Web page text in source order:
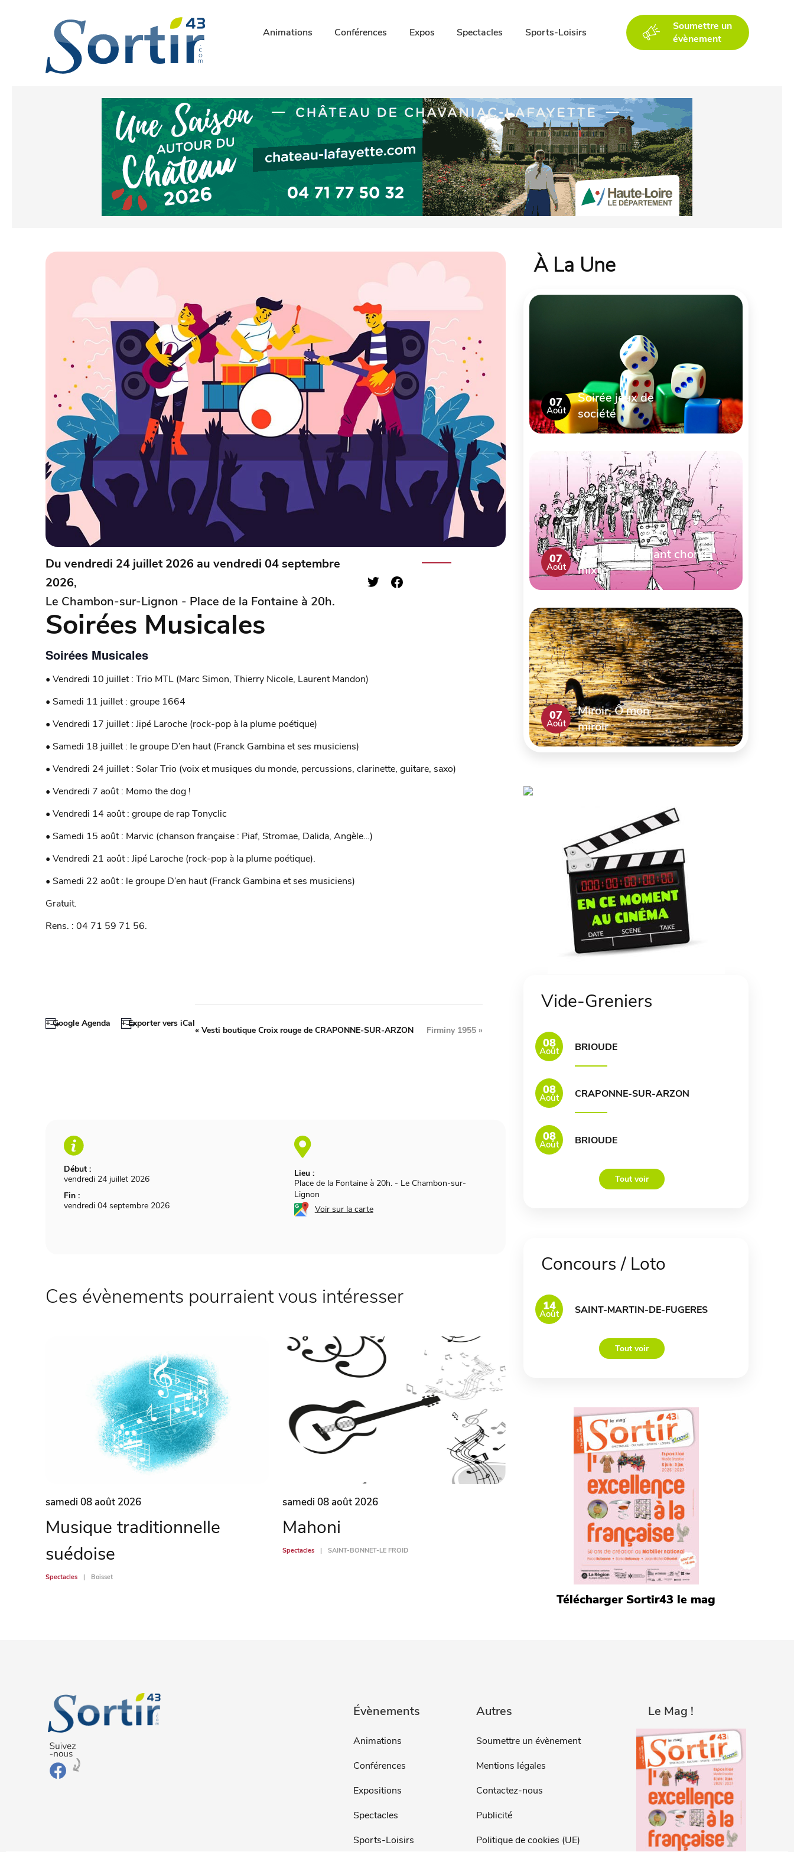
Animations Conférences Expos Spectacles Sports-Loisirs
Soumettre un
évènement
Du vendredi 24 juillet 2026 au vendredi 04 septembre
2026,
Le Chambon-sur-Lignon - Place de la Fontaine à 20h.
Soirées Musicales
Soirées Musicales
• Vendredi 10 juillet : Trio MTL (Marc Simon, Thierry Nicole, Laurent Mandon)
• Samedi 11 juillet : groupe 1664
• Vendredi 17 juillet : Jipé Laroche (rock-pop à la plume poétique)
• Samedi 18 juillet : le groupe D’en haut (Franck Gambina et ses musiciens)
• Vendredi 24 juillet : Solar Trio (voix et musiques du monde, percussions, clarinette, guitare, saxo)
• Vendredi 7 août : Momo the dog !
• Vendredi 14 août : groupe de rap Tonyclic
• Samedi 15 août : Marvic (chanson française : Piaf, Stromae, Dalida, Angèle…)
• Vendredi 21 août : Jipé Laroche (rock-pop à la plume poétique).
• Samedi 22 août : le groupe D’en haut (Franck Gambina et ses musiciens)
Gratuit.
Rens. : 04 71 59 71 56.
+ Google Agenda + Exporter vers iCal
Début :
vendredi 24 juillet 2026
Fin :
vendredi 04 septembre 2026
Lieu :
Place de la Fontaine à 20h. - Le Chambon-sur-
Lignon
Voir sur la carte
«Vesti boutique Croix rouge de CRAPONNE-SUR-ARZON Firminy 1955 »
Ces évènements pourraient vous intéresser
samedi 08 août 2026
Musique traditionnelle
suédoise
Spectacles Boisset
samedi 08 août 2026
Mahoni
Spectacles SAINT-BONNET-LE FROID
À La Une
07
Août
Soirée jeux de
société
07
Août
Concert de chant choral
mixte
07
Août
Miroir, Ô mon
miroir
Vide-Greniers
08
Août BRIOUDE
08
Août CRAPONNE-SUR-ARZON
08
Août BRIOUDE
Tout voir
Concours / Loto
14
Août SAINT-MARTIN-DE-FUGERES
Tout voir
Télécharger Sortir43 le mag
Évènements
Animations
Conférences
Expositions
Spectacles
Sports-Loisirs
Autres
Soumettre un évènement
Mentions légales
Contactez-nous
Publicité
Politique de cookies (UE)
Le Mag !